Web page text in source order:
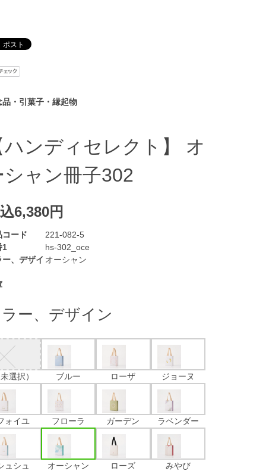
品・引菓子・縁起物
ハンディセレクト】 オ
シャン冊子302
6,380円
コード
221-082-5
1
hs-302_oce
ー、デザイ オーシャン
ー、デザイン
選択） ブルー ローザ ジョーヌ
ォイユ フローラ ガーデン ラベンダー
ュシュ オーシャン ローズ みやび